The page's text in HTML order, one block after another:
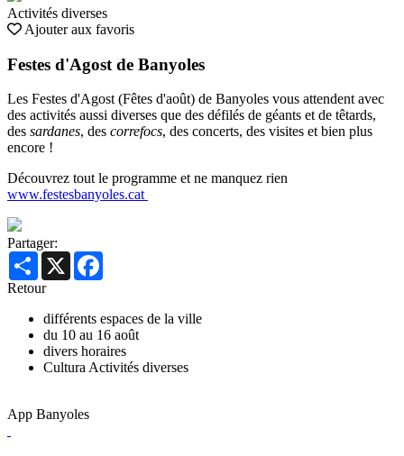
Activités diverses
Ajouter aux favoris
Festes d'Agost de Banyoles
Les Festes d'Agost (Fêtes d'août) de Banyoles vous attendent avec
des activités aussi diverses que des défilés de géants et de têtards,
des sardanes, des correfocs, des concerts, des visites et bien plus
encore !
Découvrez tout le programme et ne manquez rien
www.festesbanyoles.cat
Partager:
Share X
Retour
différents espaces de la ville
du 10 au 16 août
divers horaires
CulturaActivités diverses
App Banyoles